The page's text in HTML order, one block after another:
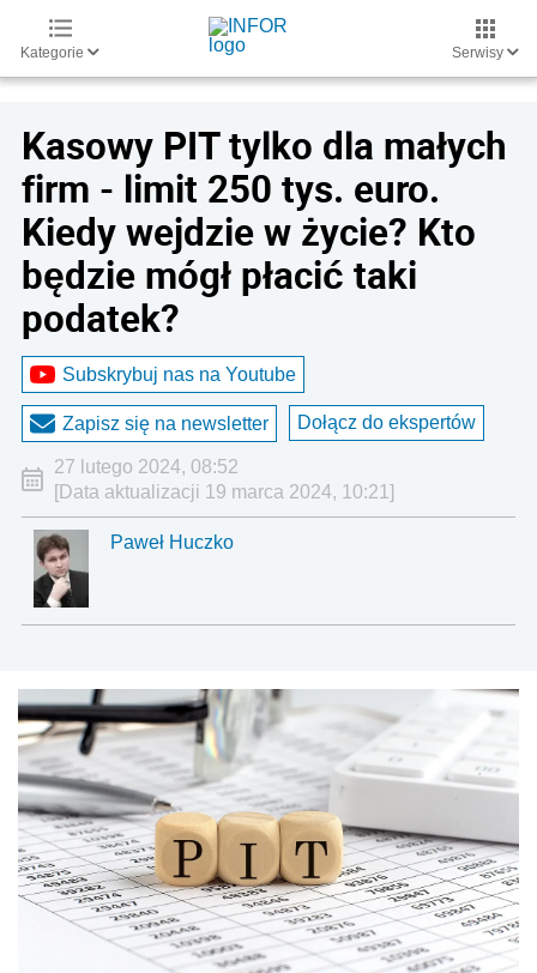
Kategorie Serwisy
Kasowy PIT tylko dla małych
firm - limit 250 tys. euro.
Kiedy wejdzie w życie? Kto
będzie mógł płacić taki
podatek?
Subskrybuj nas na Youtube
Zapisz się na newsletter Dołącz do ekspertów
27 lutego 2024, 08:52
[Data aktualizacji 19 marca 2024, 10:21]
Paweł Huczko